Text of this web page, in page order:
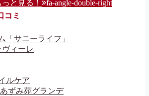
と見る！ fa-angle-double-right
コミ
「サニーライフ」
ヴィーレ
ルケア
ずみ苑グランデ